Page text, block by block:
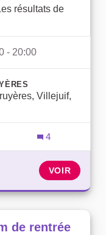
résultats de
- 20:00
Villejuif,
4
VOIR
de rentrée